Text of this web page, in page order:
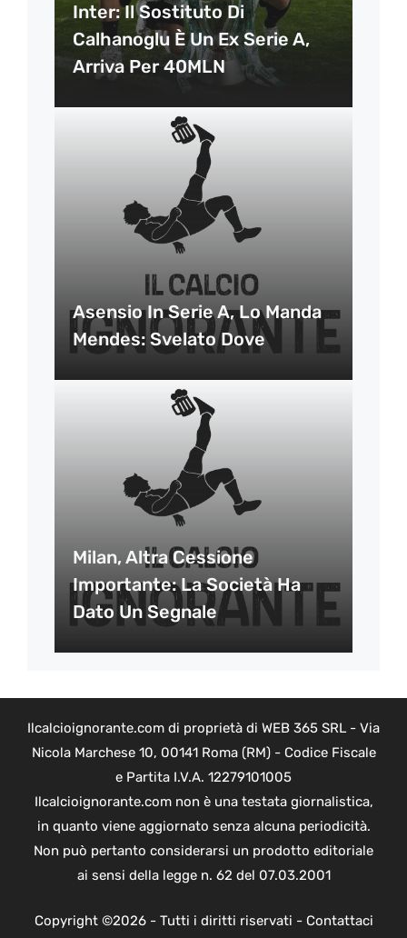
Inter: Il Sostituto Di
Calhanoglu È Un Ex Serie A,
Arriva Per 40MLN
Asensio In Serie A, Lo Manda
Mendes: Svelato Dove
Milan, Altra Cessione
Importante: La Società Ha
Dato Un Segnale
Ilcalcioignorante.com di proprietà di WEB 365 SRL - Via
Nicola Marchese 10, 00141 Roma (RM) - Codice Fiscale
e Partita I.V.A. 12279101005
Ilcalcioignorante.com non è una testata giornalistica,
in quanto viene aggiornato senza alcuna periodicità.
Non può pertanto considerarsi un prodotto editoriale
ai sensi della legge n. 62 del 07.03.2001
Copyright ©2026 - Tutti i diritti riservati - Contattaci